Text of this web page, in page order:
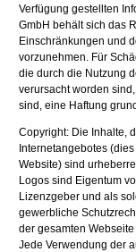
Verfügung gestellten
GmbH behält sich das
Einschränkungen und
vorzunehmen. Für
die durch die Nutzung
verursacht worden
sind, eine Haftung
Copyright: Die Inhalte,
Internetangebotes
Website) sind
Logos sind Eigentum
Lizenzgeber und als
gewerbliche
der gesamten
Jede Verwendung der